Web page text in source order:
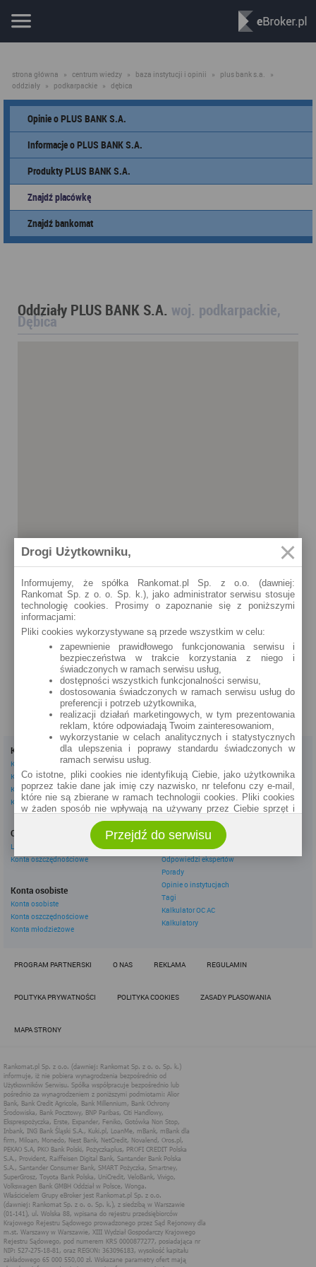
strona główna » centrum wiedzy » baza instytucji i opinii » plus bank s.a.
»
oddziały » podkarpackie » dębica
Opinie o PLUS BANK S.A.
Informacje o PLUS BANK S.A.
Produkty PLUS BANK S.A.
Znajdź placówkę
Znajdź bankomat
Oddziały PLUS BANK S.A. woj. podkarpackie,
Dębica
Dębica
Rynek 10a
zobacz na mapie »
Kredyty
Kredyty gotówkowe
Kredyty hipoteczne
Kredyty konsolidacyjne
Kredyty na samochód
Oszczędzanie
Lokaty
Konta oszczędnościowe
Konta osobiste
Konta osobiste
Konta oszczędnościowe
Konta młodzieżowe
Dla firm
Konta firmowe
Leasingi
Inne
eBroker Ekstra
Odpowiedzi ekspertów
Porady
Opinie o instytucjach
Tagi
Kalkulator OC AC
Kalkulatory
PROGRAM PARTNERSKI O NAS REKLAMA REGULAMIN
POLITYKA PRYWATNOŚCI POLITYKA COOKIES ZASADY PLASOWANIA
MAPA STRONY
Drogi Użytkowniku,
Informujemy, że spółka Rankomat.pl Sp. z o.o. (dawniej:
Rankomat Sp. z o. o. Sp. k.), jako administrator serwisu stosuje
technologię cookies. Prosimy o zapoznanie się z poniższymi
informacjami:
Pliki cookies wykorzystywane są przede wszystkim w celu:
zapewnienie prawidłowego funkcjonowania serwisu i
bezpieczeństwa w trakcie korzystania z niego i
świadczonych w ramach serwisu usług,
dostępności wszystkich funkcjonalności serwisu,
dostosowania świadczonych w ramach serwisu usług do
preferencji i potrzeb użytkownika,
realizacji działań marketingowych, w tym prezentowania
reklam, które odpowiadają Twoim zainteresowaniom,
wykorzystanie w celach analitycznych i statystycznych
dla ulepszenia i poprawy standardu świadczonych w
ramach serwisu usług.
Co istotne, pliki cookies nie identyfikują Ciebie, jako użytkownika
poprzez takie dane jak imię czy nazwisko, nr telefonu czy e-mail,
które nie są zbierane w ramach technologii cookies. Pliki cookies
w żaden sposób nie wpływają na używany przez Ciebie sprzęt i
Zakres wykorzystywania plików cookies możliwy jest do
określenia w ustawieniach przeglądarki każdego użytkownika. Bez
wprowadzenia zmian ustawień, informacje w plikach cookies mogą
być zapisywane w pamięci Twojego urządzenia.
Administratorem danych pozyskiwanych w technologii cookies jest
spółka Rankomat.pl Sp. z o.o. (dawniej: Rankomat Sp. z o. o. Sp.
k.) z siedzibą w Warszawie, ul. Wolska 88, 01 - 141 Warszawa.
Możesz jako użytkownik w każdym czasie skontaktować się z
administratorem pod adresem bok@ebroker.pl, jak również wyrazić
obowiązującym prawem (zgodnie z tzw. RODO) w ramach tzw.
dostosowanie usług, świadczonych w ramach serwisu do potrzeb
Polityka Cookies serwisów
internetowych spółki Rankomat.pl Sp. z
o.o. (dawniej: Rankomat Sp. z o. o. Sp.
k.)
Rankomat.pl Sp. z o.o. (dawniej: Rankomat Sp. z o. o. Sp. k.), z
siedzibą w Warszawie (01-141), ul. Wolska 88, wpisana do rejestru
przedsiębiorców Krajowego Rejestru Sądowego prowadzonego
przez Sąd Rejonowy dla m.st. Warszawy w Warszawie, XIII
Wydział Gospodarczy Krajowego Rejestru Sądowego, pod
numerem KRS 0000877277, posiadająca nr NIP: 527-275-18-81,
oraz REGON: 363096183, zwana dalej "Rankomat" wykorzystuje
na swoich stronach internetowych technologię "cookies".
Zasady wykorzystania informacji dostarczonych przez
użytkownika w ramach technologii cookies w trakcie korzystania
ze stron internetowych i Rankomat określa niniejszy dokument.
Przejdź do serwisu